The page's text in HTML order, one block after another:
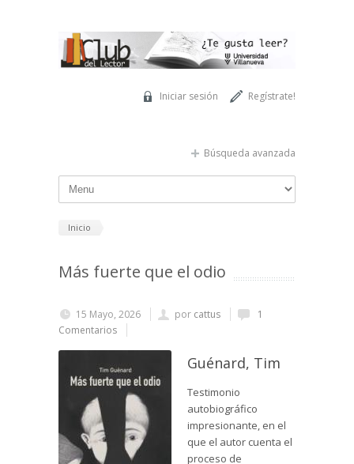
Regístrate!
Iniciar sesión
Búsqueda avanzada
Inicio
Más fuerte que el odio
15 Mayo, 2026 por cattus
1
Comentarios
Guénard, Tim
Testimonio
autobiográfico
impresionante, en el
que el autor cuenta el
proceso de